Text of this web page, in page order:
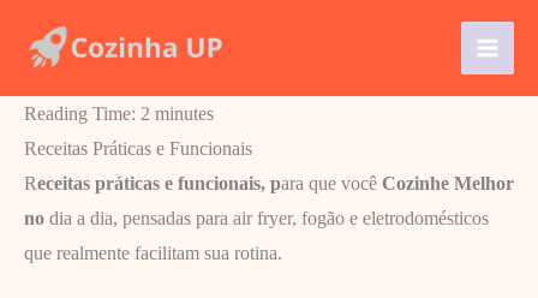
para
conteúdo
Reading Time: 2 minutes
Receitas Práticas e Funcionais
Receitas práticas e funcionais, para que você Cozinhe Melhor
no dia a dia, pensadas para air fryer, fogão e eletrodomésticos
que realmente facilitam sua rotina.